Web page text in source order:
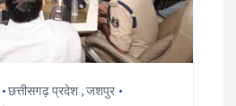
छत्तीसगढ़ प्रदेश ,जशपुर